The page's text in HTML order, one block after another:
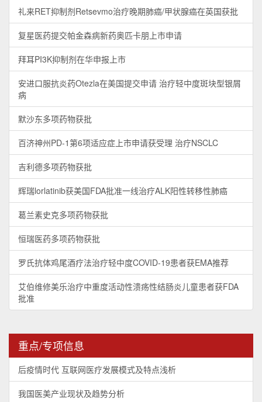
礼来RET抑制剂Retsevmo治疗晚期肺癌/甲状腺癌在英国获批
复星医药提交帕金森病新药奥匹卡朋上市申请
拜耳PI3K抑制剂在华申报上市
安进口服抗炎药Otezla在美国提交申请 治疗轻中度斑块型银屑
病
默沙东多项药物获批
百济神州PD-1第6项适应症上市申请获受理 治疗NSCLC
吉利德多项药物获批
辉瑞lorlatinib获美国FDA批准一线治疗ALK阳性转移性肺癌
葛兰素史克多项药物获批
恒瑞医药多项药物获批
罗氏抗体鸡尾酒疗法治疗轻中度COVID-19患者获EMA推荐
艾伯维修美乐治疗中重度活动性溃疡性结肠炎儿童患者获FDA
批准
重点/专项信息
后疫情时代 互联网医疗发展模式及特点浅析
我国医美产业现状及趋势分析